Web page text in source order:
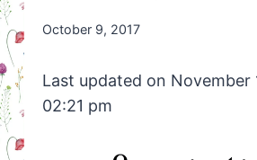
By
October 9, 2017
Last updated on November
02:21 pm